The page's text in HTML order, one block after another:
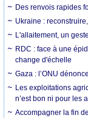
Des renvois rapides
Ukraine :
L'allaitement, un
RDC : face à une
change d'échelle
Gaza : l’ONU
Les exploitations
n’est bon ni pour les
Accompagner la fin